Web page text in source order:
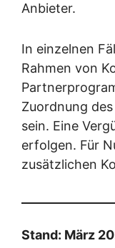
Anbieter.
In einzelnen
Rahmen von
Zuordnung
sein. Eine
erfolgen. Für
zusätzlichen
Stand: März